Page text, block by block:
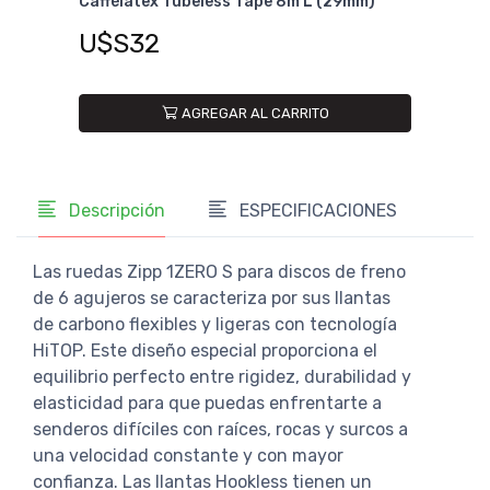
U$S69
AGREGAR AL CARRITO
Descripción ESPECIFICACIONES
Las ruedas Zipp 1ZERO S para discos de freno
de 6 agujeros se caracteriza por sus llantas
de carbono flexibles y ligeras con tecnología
HiTOP. Este diseño especial proporciona el
equilibrio perfecto entre rigidez, durabilidad y
elasticidad para que puedas enfrentarte a
senderos difíciles con raíces, rocas y surcos a
una velocidad constante y con mayor
confianza. Las llantas Hookless tienen un